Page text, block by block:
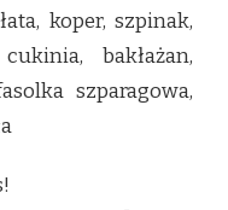
koper, szpinak,
bakłażan,
szparagowa,